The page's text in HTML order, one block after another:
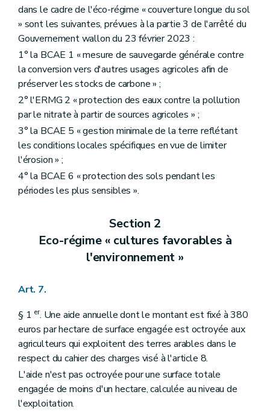
dans le cadre de l'éco-régime « couverture longue du sol
» sont les suivantes, prévues à la partie 3 de l'arrêté du
Gouvernement wallon du 23 février 2023 :
1° la BCAE 1 « mesure de sauvegarde générale contre
la conversion vers d'autres usages agricoles afin de
préserver les stocks de carbone » ;
2° l'ERMG 2 « protection des eaux contre la pollution
par le nitrate à partir de sources agricoles » ;
3° la BCAE 5 « gestion minimale de la terre reflétant
les conditions locales spécifiques en vue de limiter
l'érosion » ;
4° la BCAE 6 « protection des sols pendant les
périodes les plus sensibles ».
Section 2
Eco-régime « cultures favorables à
l'environnement »
Art. 7.
§ 1 er. Une aide annuelle dont le montant est fixé à 380
euros par hectare de surface engagée est octroyée aux
agriculteurs qui exploitent des terres arables dans le
respect du cahier des charges visé à l'article 8.
L'aide n'est pas octroyée pour une surface totale
engagée de moins d'un hectare, calculée au niveau de
l'exploitation.